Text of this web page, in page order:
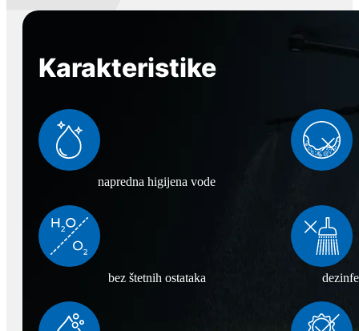
Karakteristike
napredna higijena vode
bez štetnih ostataka